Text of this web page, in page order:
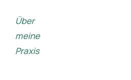
Über
meine
Praxis